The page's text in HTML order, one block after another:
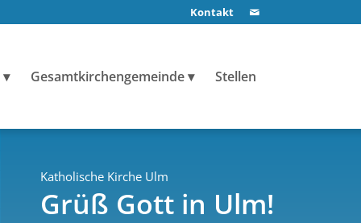
Kontakt
Gesamtkirchengemeinde Stellen
Katholische Kirche Ulm
Grüß Gott in Ulm!